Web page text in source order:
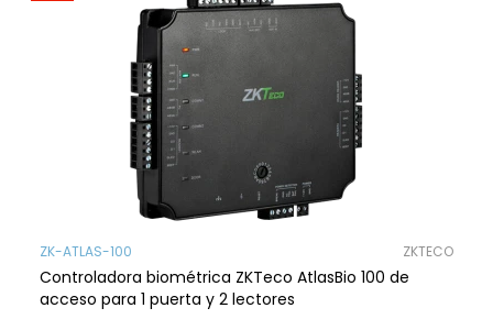
ZK-ATLAS-100 ZKTECO
Controladora biométrica ZKTeco AtlasBio 100 de
acceso para 1 puerta y 2 lectores